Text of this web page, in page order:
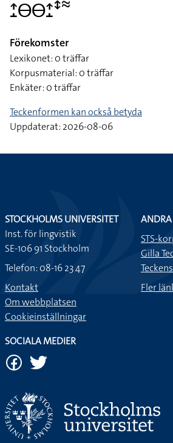
􌤴􌤸􌤫􌤫􌤴􌤸􌥥􌦇
Förekomster
Lexikonet: 0 träffar
Korpusmaterial: 0 träffar
Enkäter: 0 träffar
Teckenformen kan också betyda
Uppdaterat: 2026-08-06
STOCKHOLMS UNIVERSITET
Inst. för lingvistik
SE-106 91 Stockholm
Telefon: 08-16 23 47
Kontakt
Om webbplatsen
Cookieinställningar
ANDRA
STS-
Gilla
Fler
SOCIALA MEDIER